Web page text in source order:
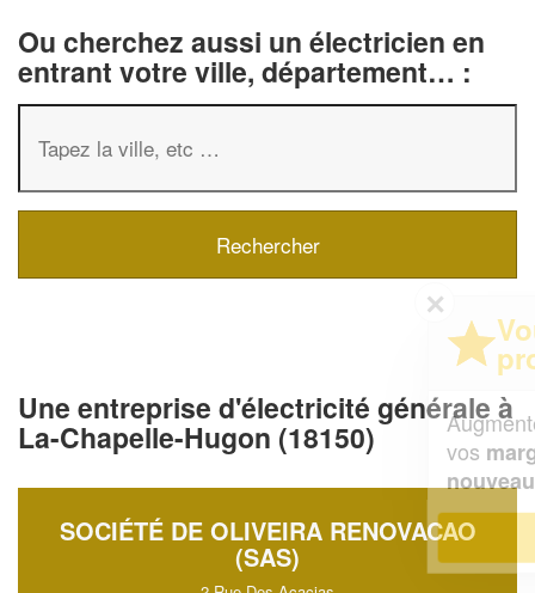
Ou cherchez aussi un électricien en
entrant votre ville, département… :
Une entreprise d'électricité générale à
La-Chapelle-Hugon (18150)
SOCIÉTÉ DE OLIVEIRA RENOVACAO
(SAS)
Augmentez votrechiffre d'affaireset
vosmarges tout en gagnant de
nouveaux clients
En savoir plus